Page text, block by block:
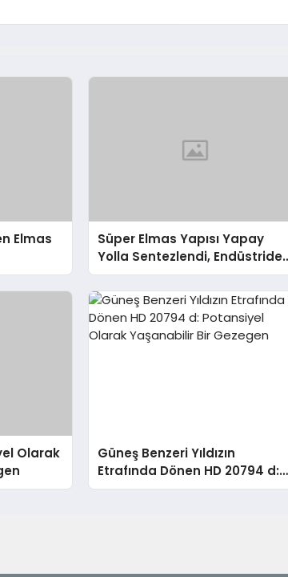
Elmas
Süper Elmas Yapısı Yapay
Yolla Sentezlendi, Endüstride
Devrim Yaratabilir!
Olarak
Güneş Benzeri Yıldızın
Etrafında Dönen HD 20794 d:
Potansiyel Olarak Yaşanabilir